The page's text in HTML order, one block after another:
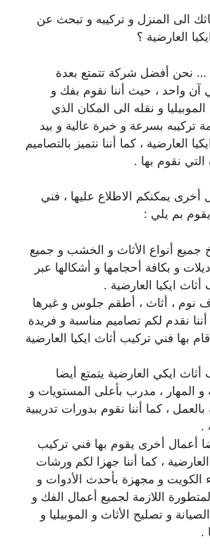
الى المنزل و تركيبه و تبحث عن
العارضية ؟
… نحن أفضل شركة تتمتع بعدة
آن واحد ، حيث أننا نقوم بفك و
و نقله الى المكان الذي
تركيبه بسرعة و خبرة عالية و بيد
العارضية ، كما أننا نتميز بالتصاميم
التي نقوم بها .
أخرى يمكنكم الاطلاع عليها ، فني
بم يلي :
جميع أنواع الأثاث و الخشب و جميع
و بكافة أحجامها و أشكالها عبر
ايكيا العارضية .
نوم ، أثاث ، أطقم جلوس و غيرها
أننا نقدم لكم تصاميم مناسبة و فريدة
بها فني تركيب أثاث ايكيا العارضية
ايكي العارضية يتمتع أيضا
و المهار ، مدرب بأعلى المستويات و
، كما أننا نقوم بدورات تدريبية
.
أعمال أخرى يقوم بها فني تركيب
العارضية ، كما أننا جهزا لكم ورشات
الكويت و مجهزة بأحدث الأدوات و
اللازمة لجميع أعمال الفك و
و تصليح الأثاث و الموبيليا و
.